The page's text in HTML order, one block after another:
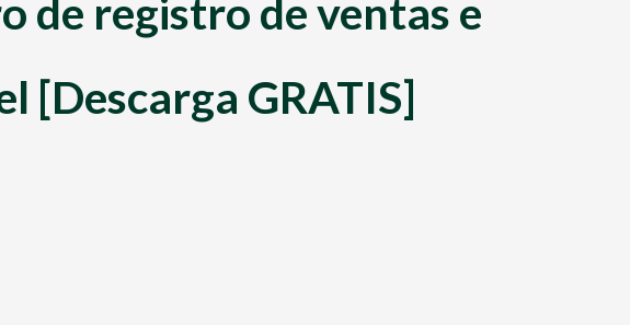
de registro de ventas e
[Descarga GRATIS]